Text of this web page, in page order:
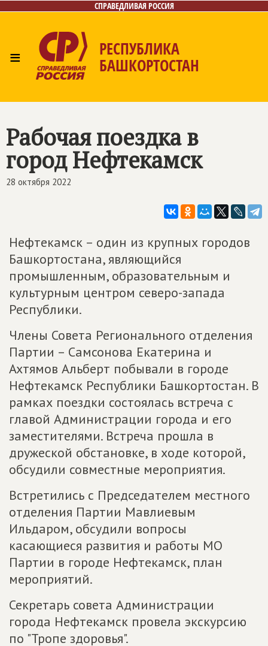
СПРАВЕДЛИВАЯ РОССИЯ
≡ РЕСПУБЛИКА
БАШКОРТОСТАН
Рабочая поездка в
город Нефтекамск
28 октября 2022
Нефтекамск – один из крупных городов
Башкортостана, являющийся
промышленным, образовательным и
культурным центром северо-запада
Республики.
Члены Совета Регионального отделения
Партии – Самсонова Екатерина и
Ахтямов Альберт побывали в городе
Нефтекамск Республики Башкортостан. В
рамках поездки состоялась встреча с
главой Администрации города и его
заместителями. Встреча прошла в
дружеской обстановке, в ходе которой,
обсудили совместные мероприятия.
Встретились с Председателем местного
отделения Партии Мавлиевым
Ильдаром, обсудили вопросы
касающиеся развития и работы МО
Партии в городе Нефтекамск, план
мероприятий.
Секретарь совета Администрации
города Нефтекамск провела экскурсию
по "Тропе здоровья".